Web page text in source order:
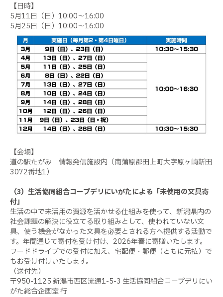
【日時】
5月11日（日）10:00～16:00
5月25日（日）10:00～16:00
【会場】
道の駅たがみ 情報発信施設内（南蒲原郡田上町大字原ヶ崎新田
3072番地1）
（3）生活協同組合コープデリにいがたによる「未使用の文具寄
付」
生活の中で未活用の資源を活かせる仕組みを使って、新潟県内の
社会課題の解決に役立てる取り組みとして、使われていない文
具、使う機会がなかった文具を必要とされる方へ提供する活動で
す。年間通じて寄付を受け付け、2026年春に寄贈いたします。
フードドライブでの受付に加え、宅配便・郵便（ともに元払）で
もお受け付けいたします。
（送付先）
〒950-1125 新潟市西区流通1-5-3 生活協同組合コープデリにい
がた総合企画室 行